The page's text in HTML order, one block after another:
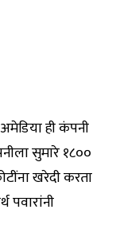
ही कंपनी
सुमारे १८००
खरेदी करता
पवारांनी